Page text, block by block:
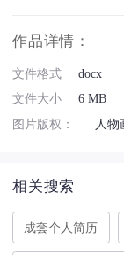
作品详情：
文件格式 docx
文件大小
6 MB
图片版权：
人
相关搜索
成套个人简历